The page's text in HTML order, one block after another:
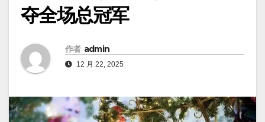
夺全场总冠军
作者 admin
12 月 22, 2025